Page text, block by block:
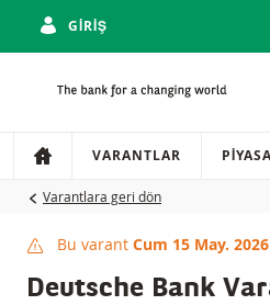
GIRIŞ
Gezinti
Sitede
VARANTLAR
Varantlara geri dön
This
Bu varant Cum 15 May. 2026
Deutsche Bank